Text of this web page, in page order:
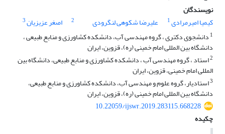
نویسندگان
کیمیا امیرمرادی1 علیرضا شکوهی لنگرودی 2 اصغر عزیزیان3
1 دانشجوی دکتری ، گروه مهندسی آب، دانشکده کشاورزی و منابع طبیعی ،
دانشگاه بین المللی امام خمینی (ره)، قزوین، ایران
2استاد ، گروه مهندسی آب ، دانشکده کشاورزی و منابع طبیعی، دانشگاه بین
المللی امام خمینی، قزوین، ایران
3استادیار، گروه علوم و مهندسی آب، دانشکده کشاورزی و منابع طبیعی،
دانشگاه بین المللی امام خمینی (ره)، قزوین، ایران
10.22059/ijswr.2019.283115.668228
چکیده